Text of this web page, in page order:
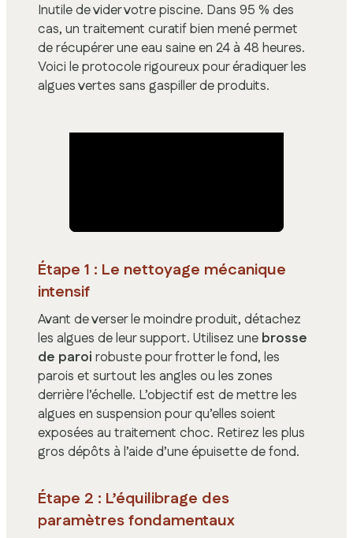
Inutile de vider votre piscine. Dans 95 % des
cas, un traitement curatif bien mené permet
de récupérer une eau saine en 24 à 48 heures.
Voici le protocole rigoureux pour éradiquer les
algues vertes sans gaspiller de produits.
Étape 1 : Le nettoyage mécanique
intensif
Avant de verser le moindre produit, détachez
les algues de leur support. Utilisez une brosse
de paroi robuste pour frotter le fond, les
parois et surtout les angles ou les zones
derrière l’échelle. L’objectif est de mettre les
algues en suspension pour qu’elles soient
exposées au traitement choc. Retirez les plus
gros dépôts à l’aide d’une épuisette de fond.
Étape 2 : L’équilibrage des
paramètres fondamentaux